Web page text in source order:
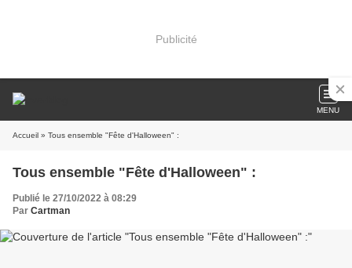
Publicité
MENU
Accueil » Tous ensemble "Fête d'Halloween" :
Tous ensemble "Fête d'Halloween" :
Publié le 27/10/2022 à 08:29
Par Cartman